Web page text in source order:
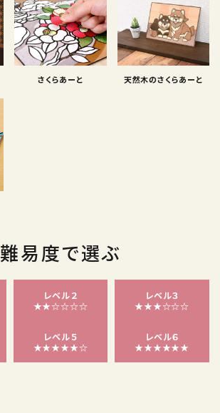
さくらあーと 天然木のさくらあーと
難易度で選ぶ
レベル２
★★☆☆☆☆
レベル３
★★★☆☆☆
レベル５
★★★★★☆
レベル６
★★★★★★